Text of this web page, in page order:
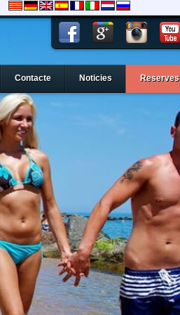
Contacte Noticies Reserves